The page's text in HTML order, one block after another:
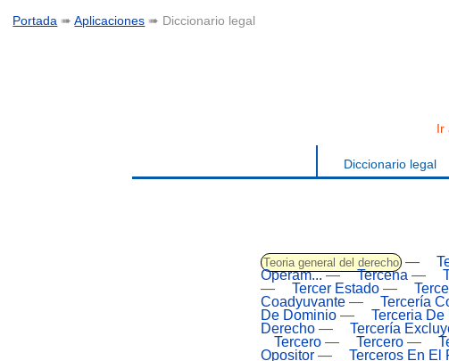
Portada ➠Aplicaciones ➠ Diccionario legal
Ir
Diccionario legal
Teoria general del derecho —
Operam...— Tercena —
—
Tercer Estado —
Coadyuvante — Tercería
De Dominio — Terceria
Derecho — Tercería
Tercero — Tercero —
Opositor — Terceros En El